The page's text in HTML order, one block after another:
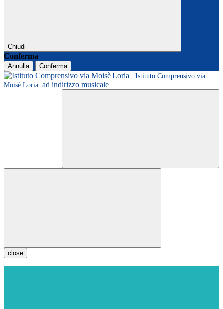
Chiudi
Conferma
Annulla
Conferma
Istituto Comprensivo via
Moisè Loria ad indirizzo musicale
close